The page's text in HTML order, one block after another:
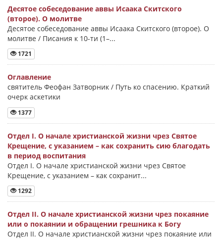
Десятое собеседование аввы Исаака Скитского
(второе). О молитве
Десятое собеседование аввы Исаака Скитского (второе). О
молитве / Писания к 10-ти (1–...
1721
Оглавление
святитель Феофан Затворник / Путь ко спасению. Краткий
очерк аскетики
1377
Отдел I. О начале христианской жизни чрез Святое
Крещение, с указанием – как сохранить сию благодать
в период воспитания
Отдел I. О начале христианской жизни чрез Святое
Крещение, с указанием – как сохранит...
1292
Отдел II. О начале христианской жизни чрез покаяние
или о покаянии и обращении грешника к Богу
Отдел II. О начале христианской жизни чрез покаяние или